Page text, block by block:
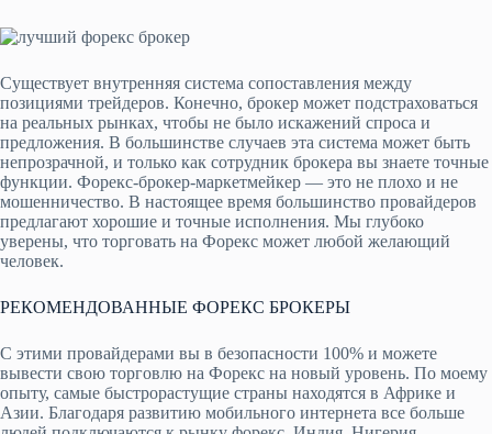
Существует внутренняя система сопоставления между
позициями трейдеров. Конечно, брокер может подстраховаться
на реальных рынках, чтобы не было искажений спроса и
предложения. В большинстве случаев эта система может быть
непрозрачной, и только как сотрудник брокера вы знаете точные
функции. Форекс-брокер-маркетмейкер — это не плохо и не
мошенничество. В настоящее время большинство провайдеров
предлагают хорошие и точные исполнения. Мы глубоко
уверены, что торговать на Форекс может любой желающий
человек.
РЕКОМЕНДОВАННЫЕ ФОРЕКС БРОКЕРЫ
С этими провайдерами вы в безопасности 100% и можете
вывести свою торговлю на Форекс на новый уровень. По моему
опыту, самые быстрорастущие страны находятся в Африке и
Азии. Благодаря развитию мобильного интернета все больше